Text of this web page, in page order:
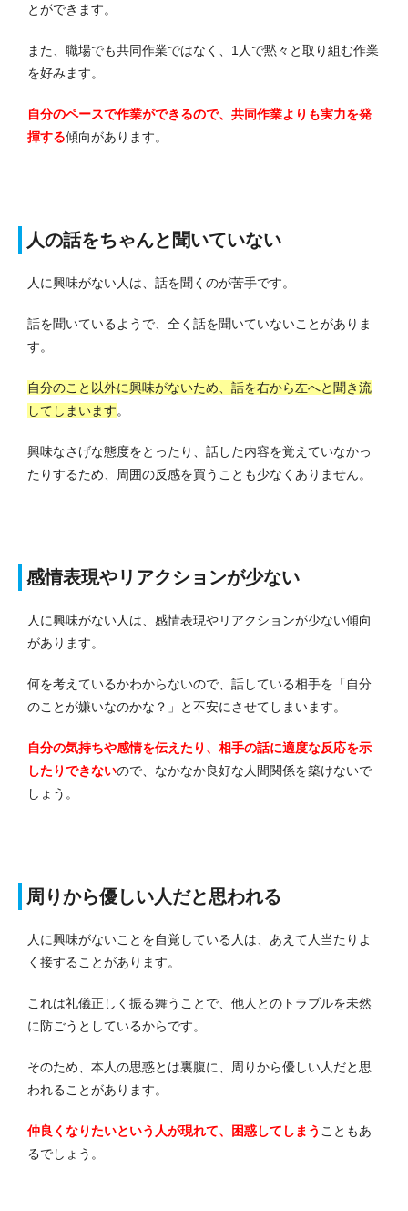
とができます。
また、職場でも共同作業ではなく、1人で黙々と取り組む作業
を好みます。
自分のペースで作業ができるので、共同作業よりも実力を発
揮する傾向があります。
人の話をちゃんと聞いていない
人に興味がない人は、話を聞くのが苦手です。
話を聞いているようで、全く話を聞いていないことがありま
す。
自分のこと以外に興味がないため、話を右から左へと聞き流
してしまいます。
興味なさげな態度をとったり、話した内容を覚えていなかっ
たりするため、周囲の反感を買うことも少なくありません。
感情表現やリアクションが少ない
人に興味がない人は、感情表現やリアクションが少ない傾向
があります。
何を考えているかわからないので、話している相手を「自分
のことが嫌いなのかな？」と不安にさせてしまいます。
自分の気持ちや感情を伝えたり、相手の話に適度な反応を示
したりできないので、なかなか良好な人間関係を築けないで
しょう。
周りから優しい人だと思われる
人に興味がないことを自覚している人は、あえて人当たりよ
く接することがあります。
これは礼儀正しく振る舞うことで、他人とのトラブルを未然
に防ごうとしているからです。
そのため、本人の思惑とは裏腹に、周りから優しい人だと思
われることがあります。
仲良くなりたいという人が現れて、困惑してしまう こともあ
るでしょう。